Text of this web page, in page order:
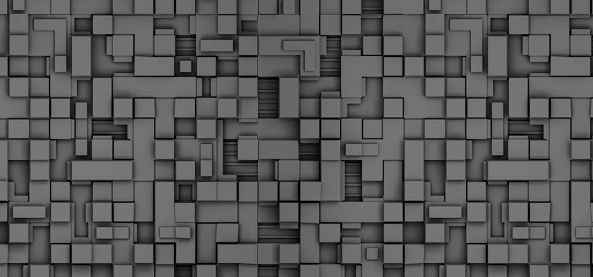
«Με αυτούς, σε λίγους μήνες αποκτά ένα ισχυρό σώμα η
δημοτική αστυνομία. Θα είναι πιο κοντά στον πολίτη. Είχα την
ευκαιρία να είμαι σήμερα στην ορκωμοσία τους.
MAR
Ξεκίνησαν εδώ και μια εβδομάδα οι αφίξεις των
νεοπροσληφθέντων Δημοτικών Αστυνομικών στους
δήμους και οι ορκωμοσίες τους - Πλήρες
Μεγάλες μέρες ζει ο "οργανισμός" της Δημοτικής Αστυνομίας!
Να θυμίσουμε ότι κανονικές προσλήψεις στην Δημοτική
Αστυνομία έχουν να γίνουν από το 2010. Δεκαέξι ολόκληρα
χρόνια! Και βέβαια, ακόμη και με αυτές τις προσλήψεις, δεν
φτάνουμε ούτε τα 2/3 των Δημοτικών Αστυνομικών που
υπηρετούσαν το 2013 προ της κατάργησης της υπηρεσίας με
απόφαση του σημερινού πρωθυπουργού Κυριάκου Μητσοτάκη. Ας
είναι...
2
Δημοτική Αστυνομία Θεσσαλονίκης: Διμηνιαίος
απολογισμός ελέγχων τήρησης νομοθεσίας